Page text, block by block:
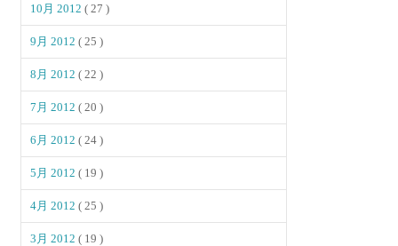
10月 2012( 27 )
9月 2012( 25 )
8月 2012( 22 )
7月 2012( 20 )
6月 2012( 24 )
5月 2012( 19 )
4月 2012( 25 )
3月 2012( 19 )